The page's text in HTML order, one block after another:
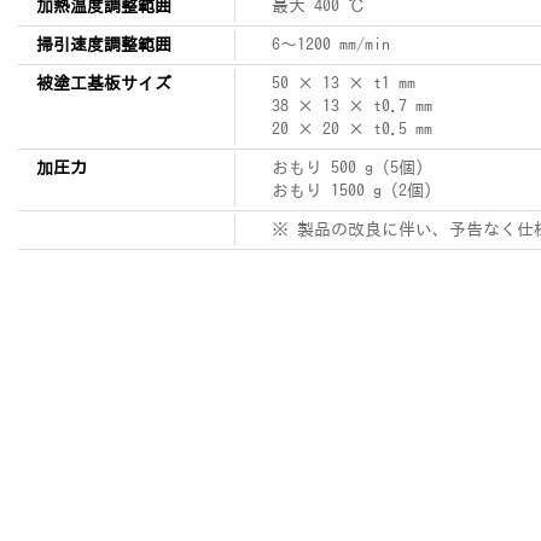
加熱温度調整範囲 最大 400 ℃
掃引速度調整範囲 6～1200 mm/min
被塗工基板サイズ
50 × 13 × t1 mm
38 × 13 × t0.7 mm
20 × 20 × t0.5 mm
加圧力
おもり 500 g（5個）
おもり 1500 g（2個）
※ 製品の改良に伴い、予告なく仕